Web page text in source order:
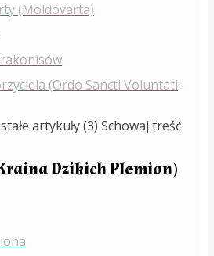
(Moldovarta)
(Ordo Sancti Voluntati
artykuły (3) Schowaj treść
Dzikich Plemion)